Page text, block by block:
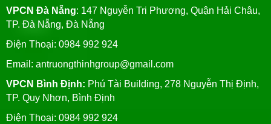
VPCN Đà Nẵng: 147 Nguyễn Tri Phương, Quận Hải Châu,
TP. Đà Nẵng, Đà Nẵng
Điện Thoại: 0984 992 924
Email: antruongthinhgroup@gmail.com
VPCN Bình Định: Phú Tài Building, 278 Nguyễn Thị Định,
TP. Quy Nhơn, Bình Định
Điện Thoại: 0984 992 924